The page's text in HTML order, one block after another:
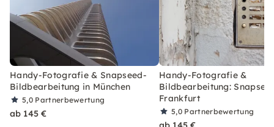
Handy-Fotografie & Snapseed-
Bildbearbeitung in München
5,0 Partnerbewertung
ab 145 €
Handy-Fotografie &
Bildbearbeitung:
Frankfurt
5,0 Partnerbewertung